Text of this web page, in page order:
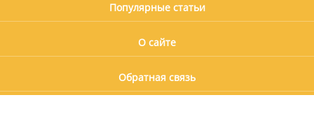
Популярные статьи
О сайте
Обратная связь